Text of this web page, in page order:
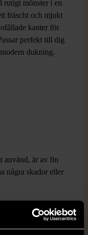
rutigt mönster i en
fräscht och mjukt
kanter för
perfekt till dig
dukning.
använd, är av fin
några skador eller